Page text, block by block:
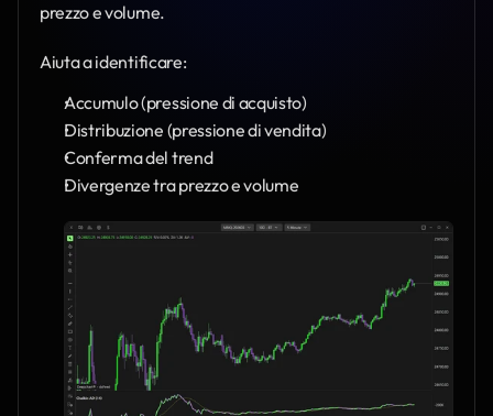
prezzo e volume.
Aiuta a identificare:
Accumulo (pressione di acquisto)
Distribuzione (pressione di vendita)
Conferma del trend
Divergenze tra prezzo e volume